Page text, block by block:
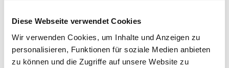
Diese Webseite verwendet Cookies
Wir verwenden Cookies, um Inhalte und Anzeigen zu
personalisieren, Funktionen für soziale Medien anbieten
zu können und die Zugriffe auf unsere Website zu